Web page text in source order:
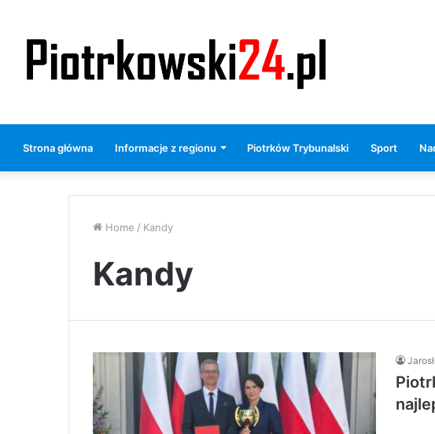
Strona główna Informacje z regionu Piotrków Trybunalski Sport
Home / Kandy
Kandy